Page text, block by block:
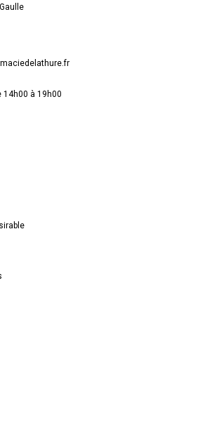
14h00 à 19h00